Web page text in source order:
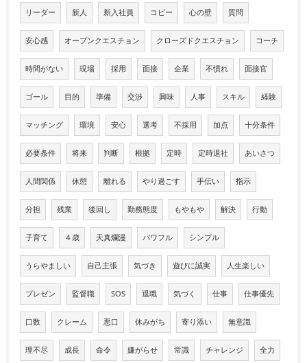
リーダー 新人 新入社員 コピー 心の壁 質問
安心感 オープンクエスチョン クローズドクエスチョン コーチ
時間がない 現場 採用 面接 企業 不慣れ 面接官
ゴール 目的 準備 交渉 興味 人事 スキル 経験
マッチング 環境 安心 選考 不採用 加点 十分条件
必要条件 将来 判断 根拠 定時 定時退社 あいさつ
人間関係 休憩 離れる やり過ごす 手伝い 指示
分担 残業 後回し 勤務態度 もやもや 解決 行動
子育て ４歳 天真爛漫 パワフル シンプル
うらやましい 自己主張 気づき 遊びに誠実 人生楽しい
プレゼン 監督職 SOS 退職 気づく 仕事 仕事優先
口数 クレーム 悪口 休みがち 寄り添い 無意識
理不尽 成長 命令 嫌がらせ 常識 チャレンジ 全力